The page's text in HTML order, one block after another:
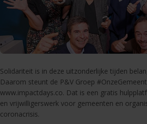
Solidariteit is in deze uitzonderlijke tijden
Daarom steunt de P&V Groep
www.impactdays.co. Dat is een gratis
en vrijwilligerswerk voor gemeenten en
coronacrisis.